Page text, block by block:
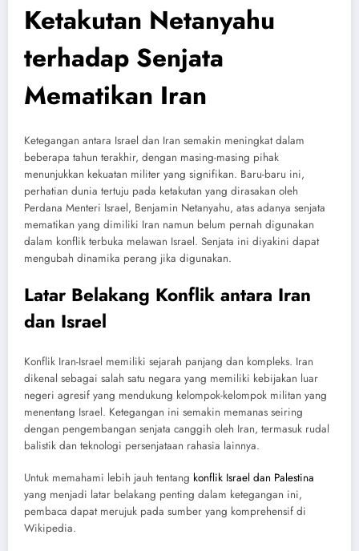
Ketakutan Netanyahu
terhadap Senjata
Mematikan Iran
Ketegangan antara Israel dan Iran semakin meningkat dalam
beberapa tahun terakhir, dengan masing-masing pihak
menunjukkan kekuatan militer yang signifikan. Baru-baru ini,
perhatian dunia tertuju pada ketakutan yang dirasakan oleh
Perdana Menteri Israel, Benjamin Netanyahu, atas adanya senjata
mematikan yang dimiliki Iran namun belum pernah digunakan
dalam konflik terbuka melawan Israel. Senjata ini diyakini dapat
mengubah dinamika perang jika digunakan.
Latar Belakang Konflik antara Iran
dan Israel
Konflik Iran-Israel memiliki sejarah panjang dan kompleks. Iran
dikenal sebagai salah satu negara yang memiliki kebijakan luar
negeri agresif yang mendukung kelompok-kelompok militan yang
menentang Israel. Ketegangan ini semakin memanas seiring
dengan pengembangan senjata canggih oleh Iran, termasuk rudal
balistik dan teknologi persenjataan rahasia lainnya.
Untuk memahami lebih jauh tentang konflik Israel dan Palestina
yang menjadi latar belakang penting dalam ketegangan ini,
pembaca dapat merujuk pada sumber yang komprehensif di
Wikipedia.